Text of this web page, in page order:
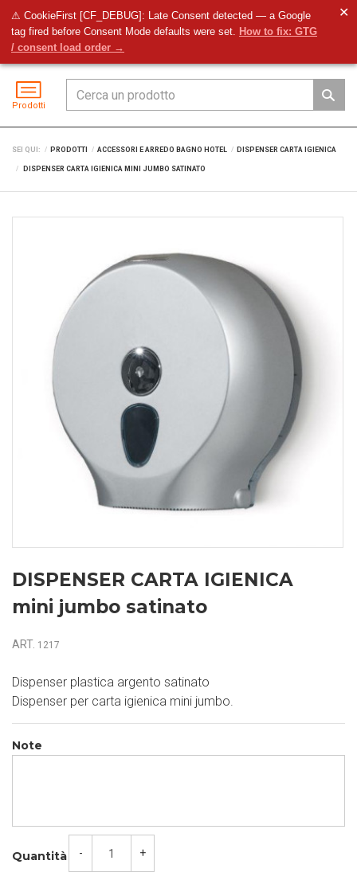
⚠ CookieFirst [CF_DEBUG]: Late Consent detected — a Google
tag fired before Consent Mode defaults were set. How to fix: GTG
/ consent load order →
✕
Prodotti
SEI QUI: PRODOTTI ACCESSORI E ARREDO BAGNO HOTEL DISPENSER CARTA IGIENICA
DISPENSER CARTA IGIENICA MINI JUMBO SATINATO
DISPENSER CARTA IGIENICA
mini jumbo satinato
ART. 1217
Dispenser plastica argento satinato
Dispenser per carta igienica mini jumbo.
Note
Quantità - +